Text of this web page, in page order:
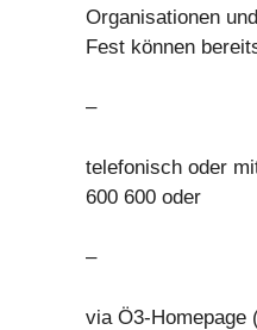
Organisationen
Fest können
–
telefonisch oder
600 600 oder
–
via Ö3-Homepage